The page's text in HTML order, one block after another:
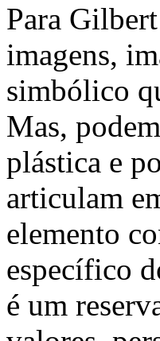
Para
imagens,
simbólico
Mas,
plástica e
articulam
elemento
específico
é um